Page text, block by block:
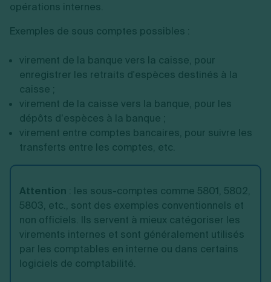
opérations internes.
Exemples de sous comptes possibles :
virement de la banque vers la caisse, pour
enregistrer les retraits d'espèces destinés à la
caisse ;
virement de la caisse vers la banque, pour les
dépôts d’espèces à la banque ;
virement entre comptes bancaires, pour suivre les
transferts entre les comptes, etc.
Attention : les sous-comptes comme 5801, 5802,
5803, etc., sont des exemples conventionnels et
non officiels. Ils servent à mieux catégoriser les
virements internes et sont généralement utilisés
par les comptables en interne ou dans certains
logiciels de comptabilité.